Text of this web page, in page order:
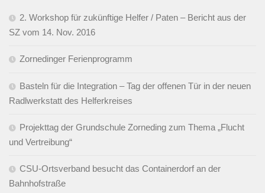
2. Workshop für zukünftige Helfer / Paten – Bericht aus der
SZ vom 14. Nov. 2016
Zornedinger Ferienprogramm
Basteln für die Integration – Tag der offenen Tür in der neuen
Radlwerkstatt des Helferkreises
Projekttag der Grundschule Zorneding zum Thema „Flucht
und Vertreibung“
CSU-Ortsverband besucht das Containerdorf an der
Bahnhofstraße